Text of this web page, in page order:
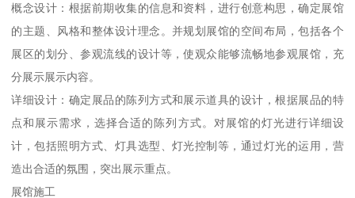
概念设计：根据前期收集的信息和资料，进行创意构思，确定展馆
的主题、风格和整体设计理念。并规划展馆的空间布局，包括各个
展区的划分、参观流线的设计等，使观众能够流畅地参观展馆，充
分展示展示内容。
详细设计：确定展品的陈列方式和展示道具的设计，根据展品的特
点和展示需求，选择合适的陈列方式。对展馆的灯光进行详细设
计，包括照明方式、灯具选型、灯光控制等，通过灯光的运用，营
造出合适的氛围，突出展示重点。
展馆施工